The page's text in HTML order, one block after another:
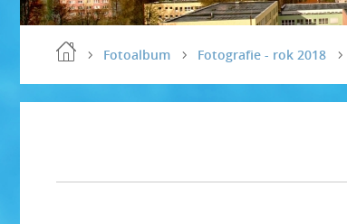
Fotoalbum Fotografie - rok 2018